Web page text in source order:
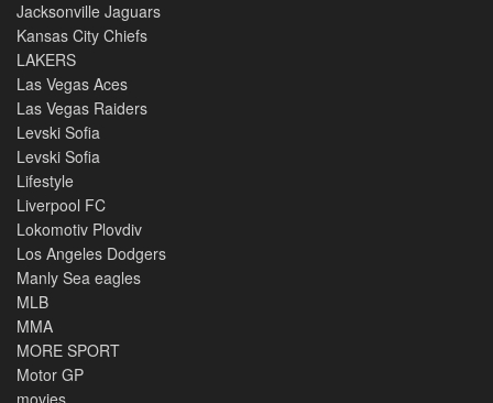
Jacksonville Jaguars
Kansas City Chiefs
LAKERS
Las Vegas Aces
Las Vegas Raiders
Levski Sofia
Levski Sofia
Lifestyle
Liverpool FC
Lokomotiv Plovdiv
Los Angeles Dodgers
Manly Sea eagles
MLB
MMA
MORE SPORT
Motor GP
movies